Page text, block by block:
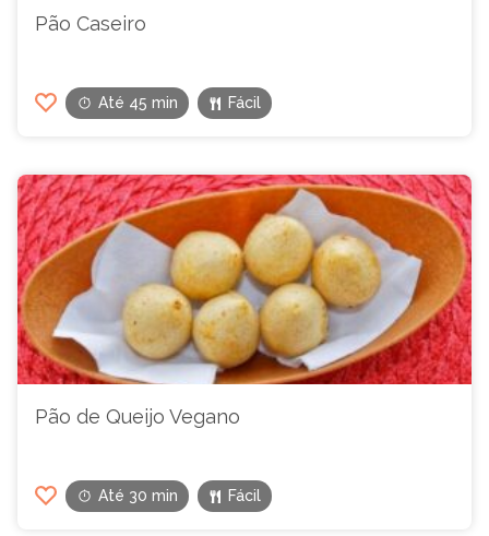
Pão Caseiro
Até 45 min Fácil
Pão de Queijo Vegano
Até 30 min Fácil